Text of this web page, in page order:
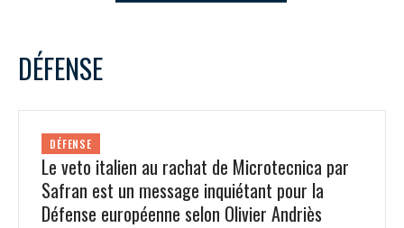
LE GIFAS
NOTRE VISION
NOS MISSIONS
ORGANISATION
LE CONSEIL DU GIFAS
FONCTIONNEMENT
1 2
3
11
14
21 23
27 28 29 30
DÉFENSE
DÉFENSE
Le veto italien au rachat de Microtecnica par
Safran est un message inquiétant pour la
Défense européenne selon Olivier Andriès
votre réseau au sein d’un écosystème intégré et
OUI NON